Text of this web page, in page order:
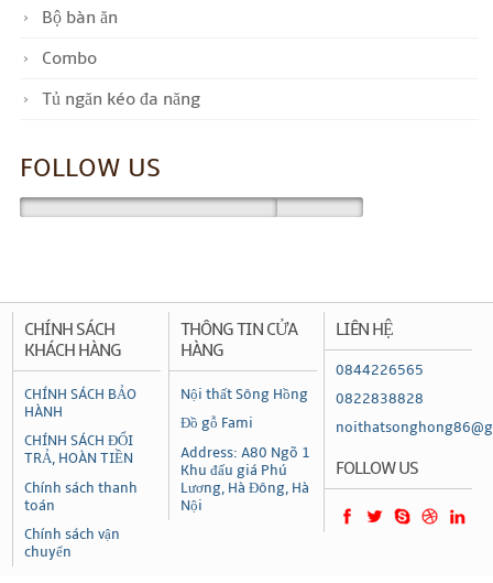
Bộ bàn ăn
Combo
Tủ ngăn kéo đa năng
FOLLOW US
CHÍNH SÁCH
KHÁCH HÀNG
CHÍNH SÁCH BẢO
HÀNH
CHÍNH SÁCH ĐỔI
TRẢ, HOÀN TIỀN
Chính sách thanh
toán
Chính sách vận
chuyển
THÔNG TIN CỬA
HÀNG
Nội thất Sông Hồng
Đồ gỗ Fami
Address: A80 Ngõ 1
Khu đấu giá Phú
Lương, Hà Đông, Hà
Nội
LIÊN HỆ
0844226565
0822838828
FOLLOW US